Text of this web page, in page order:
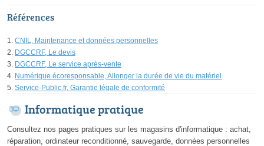
Références
CNIL, Maintenance et données personnelles
DGCCRF, Le devis
DGCCRF, Le service après-vente
Numérique écoresponsable, Allonger la durée de vie du matériel
Service-Public.fr, Garantie légale de conformité
Informatique pratique
Consultez nos pages pratiques sur les magasins d'informatique : achat,
réparation, ordinateur reconditionné, sauvegarde, données personnelles